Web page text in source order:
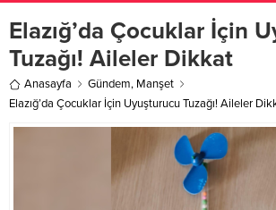
Elazığ’da Çocuklar İçin
Tuzağı! Aileler Dikkat
Anasayfa Gündem, Manşet
Elazığ’da Çocuklar İçin Uyuşturucu Tuzağı! Aileler